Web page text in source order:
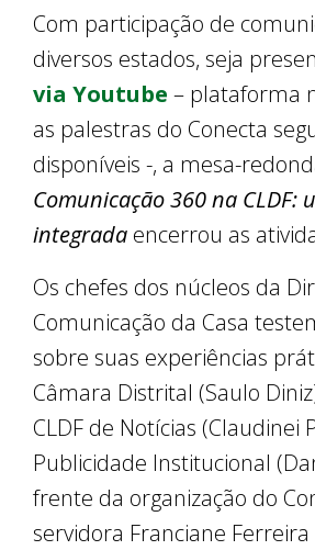
Com participação de
diversos estados, seja
via Youtube – plataforma
as palestras do Conecta
disponíveis -, a mesa-
Comunicação 360 na CLDF:
integrada encerrou as
Os chefes dos núcleos da
Comunicação da Casa
sobre suas experiências
Câmara Distrital (Saulo
CLDF de Notícias (Claudinei
Publicidade Institucional
frente da organização do
servidora Franciane